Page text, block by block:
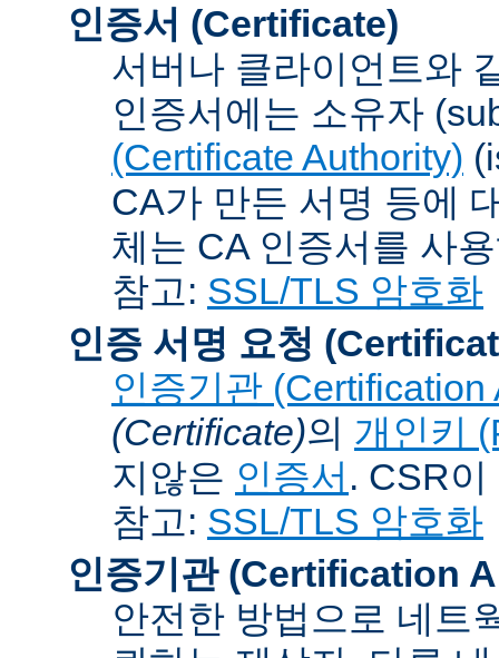
인증서 (Certificate)
서버나 클라이언트와
인증서에는 소유자
(Certificate Authority)
CA가 만든 서명 등에
체는 CA 인증서를 사
참고: SSL/TLS 암호화
인증 서명 요청
인증기관 (Certification
(Certificate)의 개인키
지않은 인증서 . CSR
참고: SSL/TLS 암호화
인증기관 (Certification
안전한 방법으로 네트